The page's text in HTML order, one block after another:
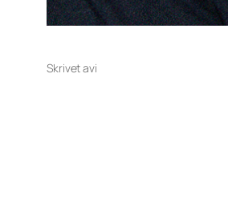
Skrivet avi